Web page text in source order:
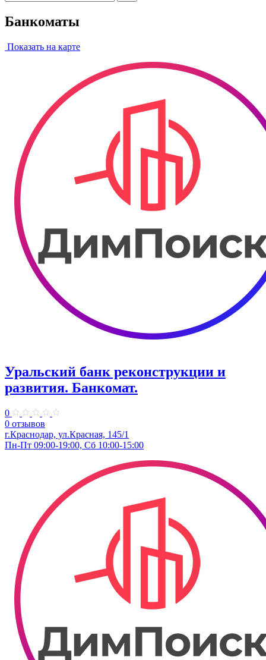
Банкоматы
Показать на карте
Уральский банк реконструкции и
развития. Банкомат.
0
0 отзывов
г.Краснодар, ул.Красная, 145/1
Пн-Пт 09:00-19:00, Сб 10:00-15:00